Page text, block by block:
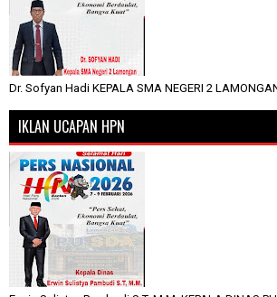
Dr. Sofyan Hadi KEPALA SMA NEGERI 2
IKLAN UCAPAN HPN